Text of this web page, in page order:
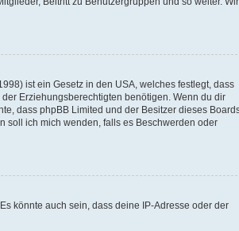
ist ein Gesetz in den USA, welches festlegt, dass
Erziehungsberechtigten benötigen. Wenn du dir
dass phpBB Limited und der Besitzer dieses
soll ich mich wenden, falls es Beschwerden oder
könnte auch sein, dass deine IP-Adresse oder der